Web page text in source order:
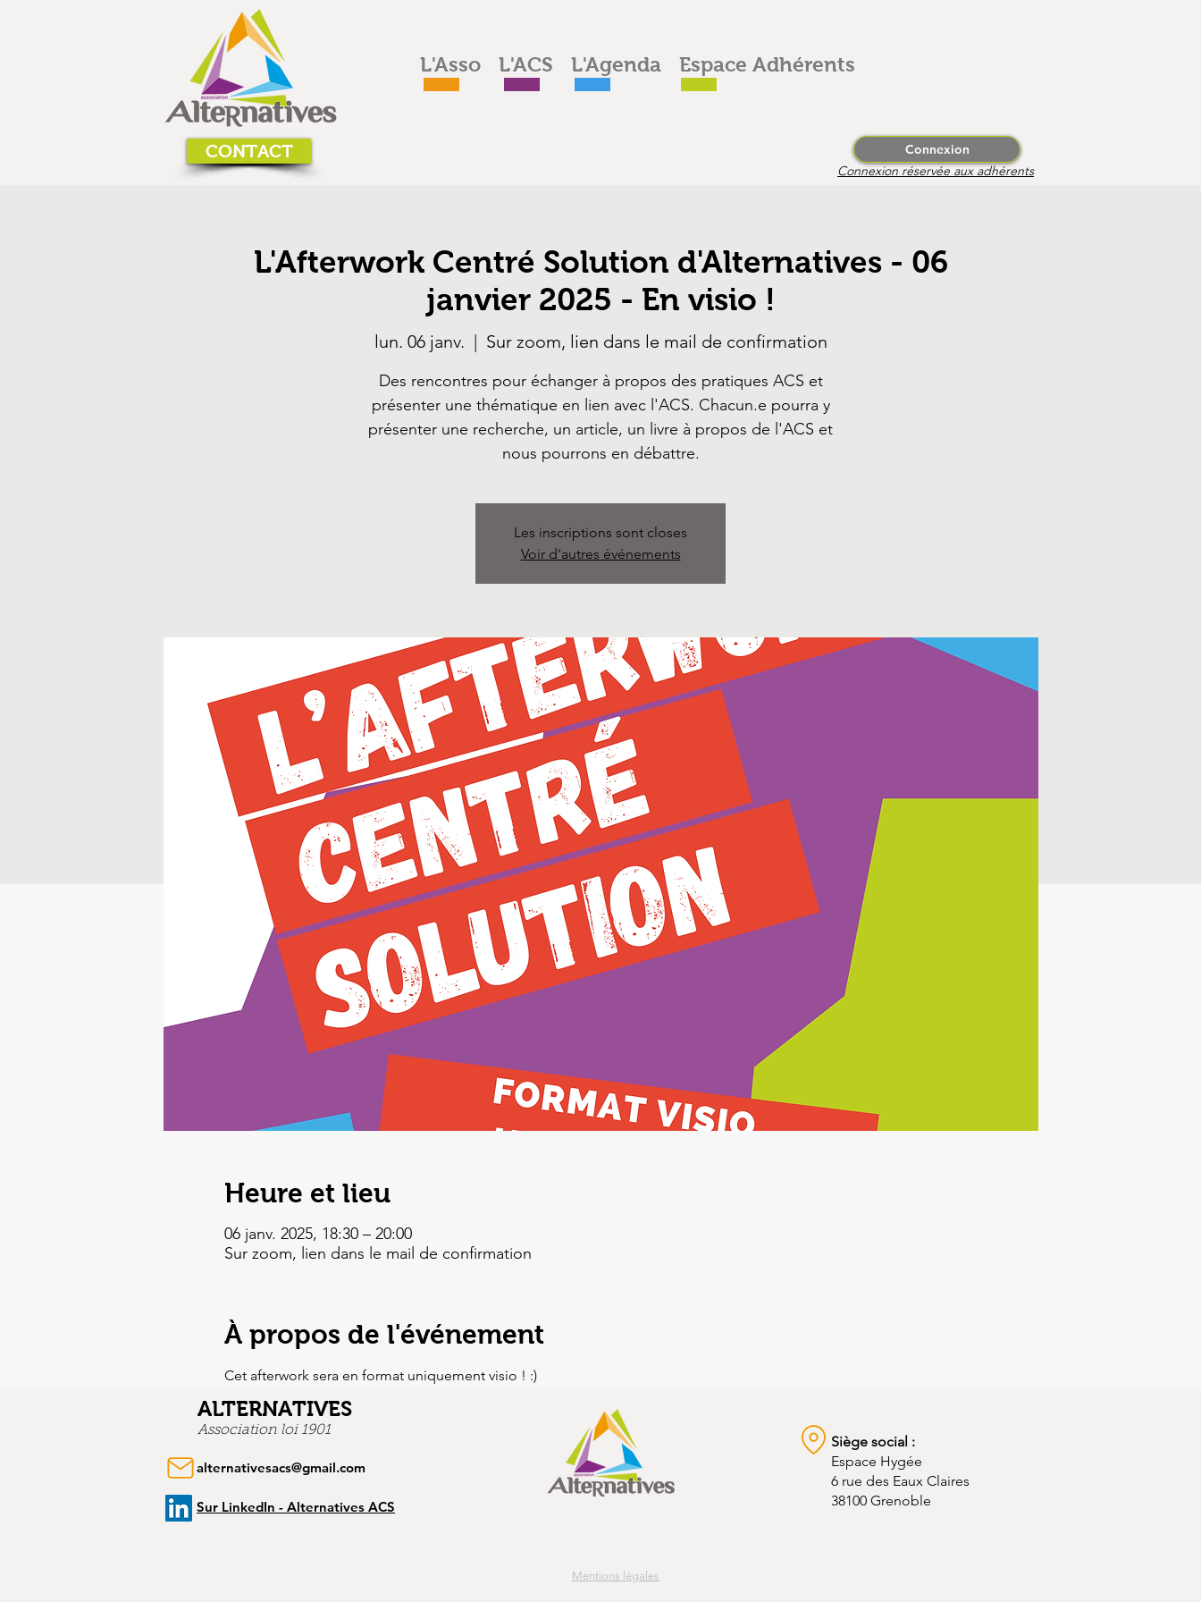
CONTACT
L'Asso L'ACS L'Agenda Espace Adhérents
Connexion
Connexion réservée aux adhérents
L'Afterwork Centré Solution d'Alternatives - 06
janvier 2025 - En visio !
lun. 06 janv.
  |
Sur zoom, lien dans le mail de confirmation
Des rencontres pour échanger à propos des pratiques ACS et
présenter une thématique en lien avec l'ACS. Chacun.e pourra y
présenter une recherche, un article, un livre à propos de l'ACS et
nous pourrons en débattre.
Les inscriptions sont closes
Voir d'autres événements
Heure et lieu
06 janv. 2025, 18:30 – 20:00
Sur zoom, lien dans le mail de confirmation
À propos de l'événement
Cet afterwork sera en format uniquement visio ! :)
ALTERNATIVES
Association loi 1901
alternativesacs@gmail.com
Sur LinkedIn - Alternatives ACS
Siège social :
Espace Hygée
6 rue des Eaux Claires
38100 Grenoble
Mentions légales